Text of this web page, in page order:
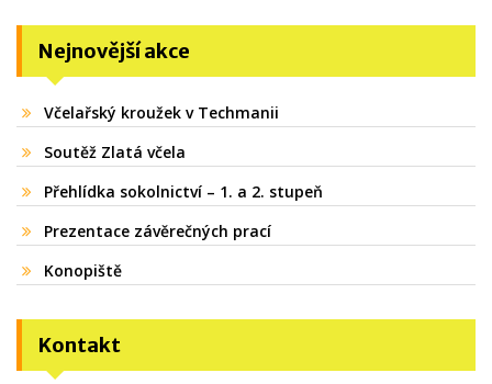
Nejnovější akce
Včelařský kroužek v Techmanii
Soutěž Zlatá včela
Přehlídka sokolnictví – 1. a 2. stupeň
Prezentace závěrečných prací
Konopiště
Kontakt